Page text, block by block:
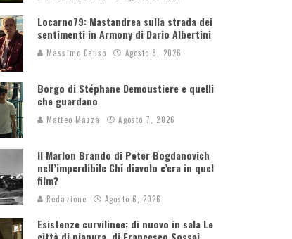
Locarno79: Mastandrea sulla strada dei
sentimenti in Armony di Dario Albertini
Massimo Causo Agosto 8, 2026
Borgo di Stéphane Demoustiere e quelli
che guardano
Matteo Mazza Agosto 7, 2026
Il Marlon Brando di Peter Bogdanovich
nell’imperdibile Chi diavolo c’era in quel
film?
Redazione Agosto 6, 2026
Esistenze curvilinee: di nuovo in sala Le